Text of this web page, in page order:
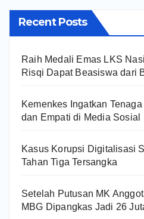
Recent Posts
Raih Medali Emas LKS
Risqi Dapat Beasiswa dari
Kemenkes Ingatkan
dan Empati di Media Sosial
Kasus Korupsi Digitalisasi
Tahan Tiga Tersangka
Setelah Putusan MK
MBG Dipangkas Jadi 26